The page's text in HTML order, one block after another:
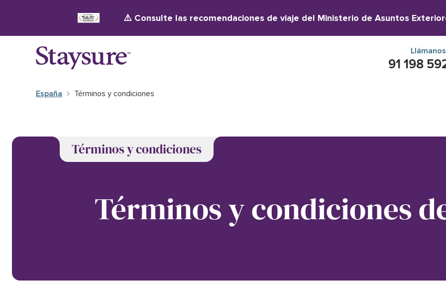
⚠️ Consulte las recomendaciones de viaje del Ministerio de Asuntos
Llámanos
91 198
España Términos y condiciones
Términos y condiciones
Términos y condiciones